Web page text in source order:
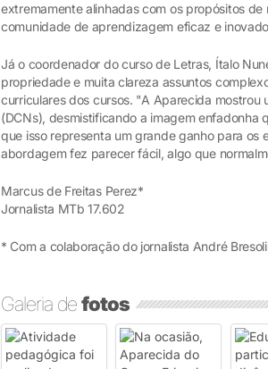
extremamente alinhadas com os propósitos
comunidade de aprendizagem eficaz e
Já o coordenador do curso de Letras, Ítalo
propriedade e muita clareza assuntos
curriculares dos cursos. "A Aparecida mostrou
(DCNs), desmistificando a imagem enfadonha
que isso representa um grande ganho para os
abordagem fez parecer fácil, algo que
Marcus de Freitas Perez*
Jornalista MTb 17.602
* Com a colaboração do jornalista André
Galeria defotos